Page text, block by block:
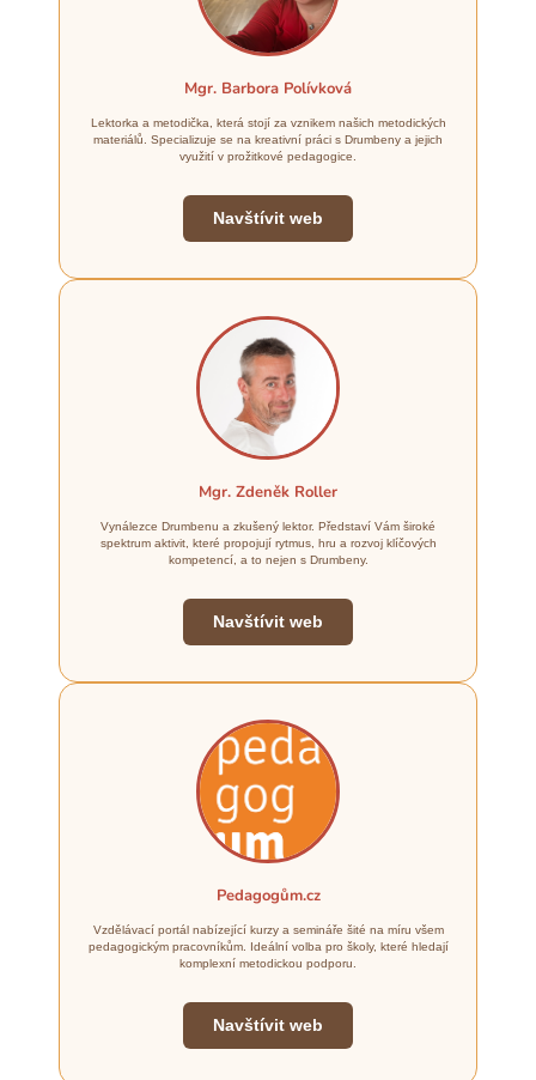
Mgr. Barbora Polívková
Lektorka a metodička, která stojí za vznikem našich metodických
materiálů. Specializuje se na kreativní práci s Drumbeny a jejich
využití v prožitkové pedagogice.
Navštívit web
Mgr. Zdeněk Roller
Vynálezce Drumbenu a zkušený lektor. Představí Vám široké
spektrum aktivit, které propojují rytmus, hru a rozvoj klíčových
kompetencí, a to nejen s Drumbeny.
Navštívit web
Pedagogům.cz
Vzdělávací portál nabízející kurzy a semináře šité na míru všem
pedagogickým pracovníkům. Ideální volba pro školy, které hledají
komplexní metodickou podporu.
Navštívit web